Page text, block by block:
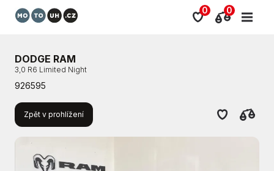
0 0
DODGE RAM
3,0 R6 Limited Night
926595
Zpět v prohlížení